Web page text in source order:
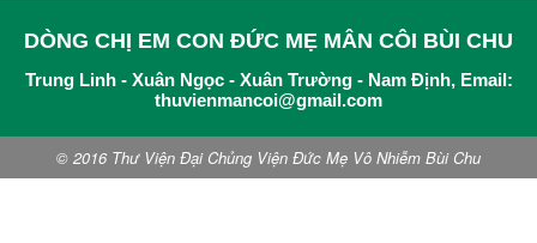
DÒNG CHỊ EM CON ĐỨC MẸ MÂN CÔI BÙI CHU
Trung Linh - Xuân Ngọc - Xuân Trường - Nam Định, Email:
thuvienmancoi@gmail.com
© 2016 Thư Viện Đại Chủng Viện Đức Mẹ Vô Nhiễm Bùi Chu